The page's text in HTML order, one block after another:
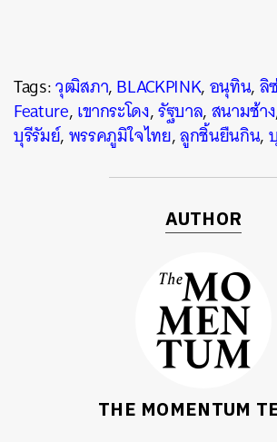
Tags:วุฒิสภา,BLACKPINK,อนุทิน,ลิ
Feature,เขากระโดง,รัฐบาล,สนามช้าง
บุรีรัมย์,พรรคภูมิใจไทย,ลูกชิ้นยืนกิน,
AUTHOR
THE MOMENTUM